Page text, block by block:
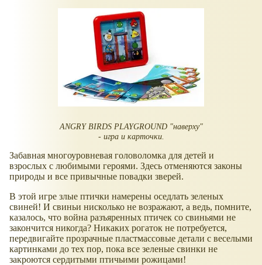
ANGRY BIRDS PLAYGROUND "наверху"
- игра и карточки.
Забавная многоуровневая головоломка для детей и
взрослых с любимыми героями. Здесь отменяются законы
природы и все привычные повадки зверей.
В этой игре злые птички намерены оседлать зеленых
свиней! И свиньи нисколько не возражают, а ведь, помните,
казалось, что война разъяренных птичек со свиньями не
закончится никогда? Никаких рогаток не потребуется,
передвигайте прозрачные пластмассовые детали с веселыми
картинками до тех пор, пока все зеленые свинки не
закроются сердитыми птичьими рожицами!